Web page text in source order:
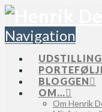
Navigation
BLOGGEN
OM…
Om Henrik